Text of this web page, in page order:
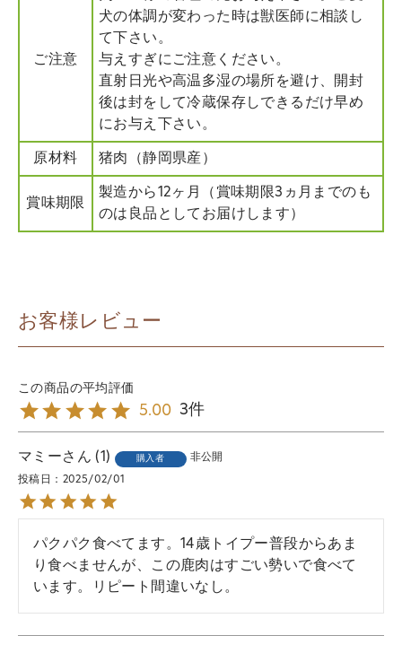
ご注意
犬の体調が変わった時は獣医師に相談し
て下さい。
与えすぎにご注意ください。
直射日光や高温多湿の場所を避け、開封
後は封をして冷蔵保存しできるだけ早め
にお与え下さい。
原材料 猪肉（静岡県産）
賞味期限
製造から12ヶ月（賞味期限3ヵ月までのも
のは良品としてお届けします）
お客様レビュー
5.00 3
マミー 1 購入者 非公開
投稿日 2025/02/01
パクパク食べてます。14歳トイプー普段からあま
り食べませんが、この鹿肉はすごい勢いで食べて
います。リピート間違いなし。